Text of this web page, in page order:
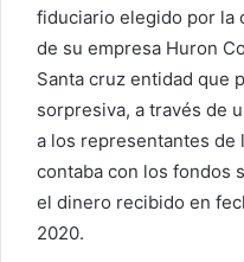
fiduciario elegido por la
de su empresa Huron
Santa cruz entidad que
sorpresiva, a través de
a los representantes de
contaba con los fondos
el dinero recibido en
2020.